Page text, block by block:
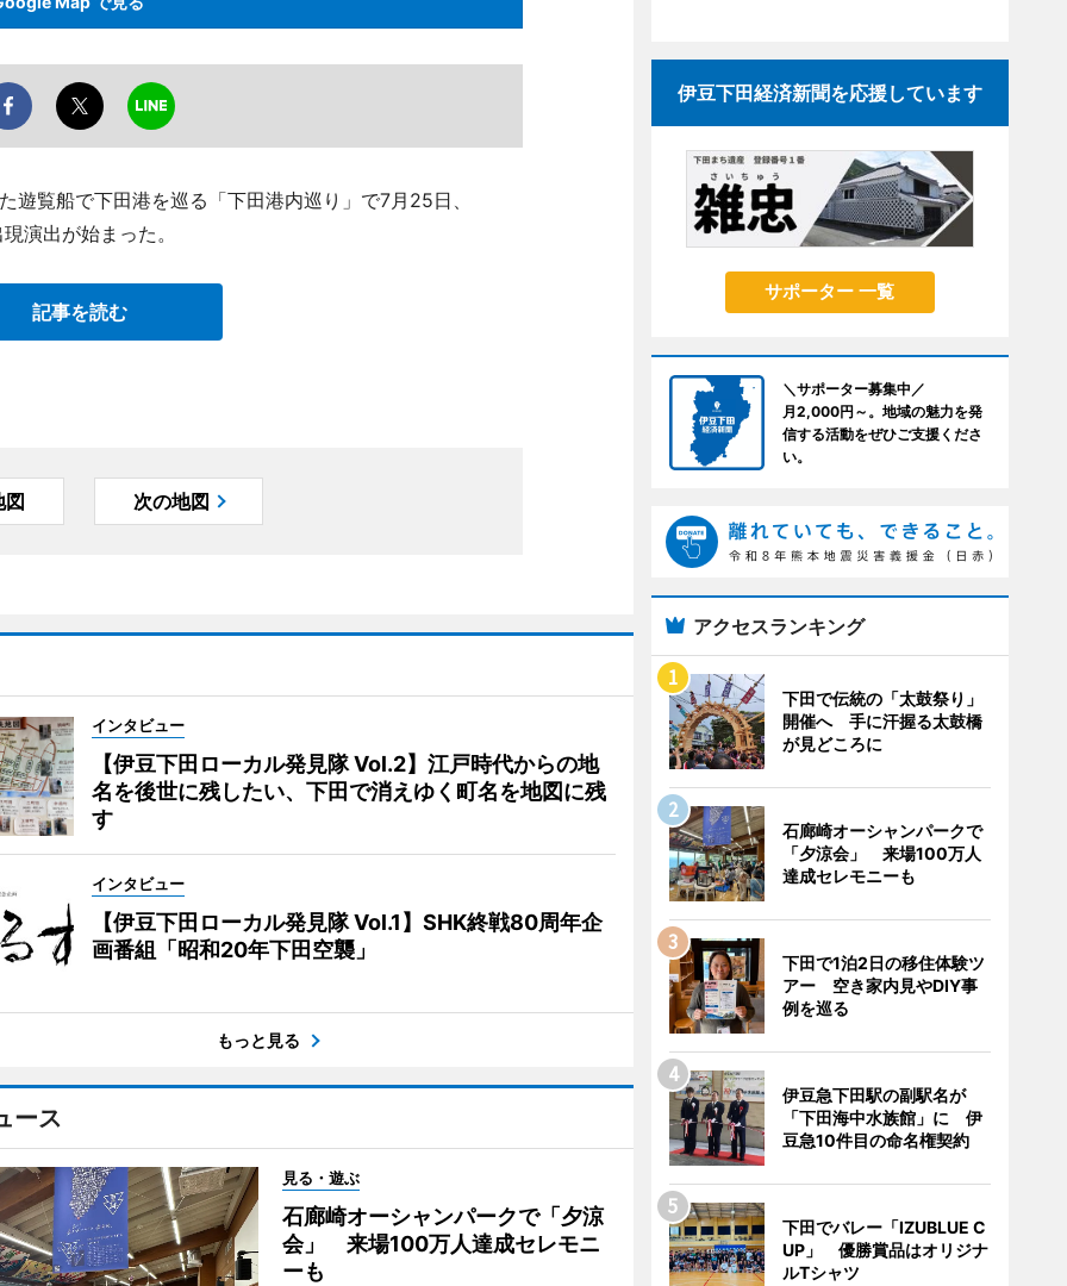
遊覧船で下田港を巡る「下田港内巡り」で7月25日、
演出が始まった。
記事を読む
図 次の地図
インタビュー
【伊豆下田ローカル発見隊 Vol.2】江戸時代からの地
名を後世に残したい、下田で消えゆく町名を地図に残
す
インタビュー
【伊豆下田ローカル発見隊 Vol.1】SHK終戦80周年企
画番組「昭和20年下田空襲」
もっと見る
ース
見る・遊ぶ
石廊崎オーシャンパークで「夕涼
会」 来場100万人達成セレモニ
ーも
伊豆下田経済新聞を応援しています
サポーター 一覧
＼サポーター募集中／
月2,000円～。地域の魅力を発
信する活動をぜひご支援くださ
い。
アクセスランキング
下田で伝統の「太鼓祭り」
開催へ 手に汗握る太鼓橋
が見どころに
石廊崎オーシャンパークで
「夕涼会」 来場100万人
達成セレモニーも
下田で1泊2日の移住体験ツ
アー 空き家内見やDIY事
例を巡る
伊豆急下田駅の副駅名が
「下田海中水族館」に 伊
豆急10件目の命名権契約
下田でバレー「IZUBLUE C
UP」 優勝賞品はオリジナ
ルTシャツ